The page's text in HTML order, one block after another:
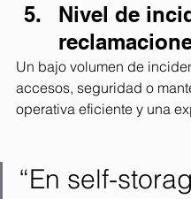
Nivel de
Un bajo volumen de
accesos, seguridad o
operativa eficiente y una
“En self-